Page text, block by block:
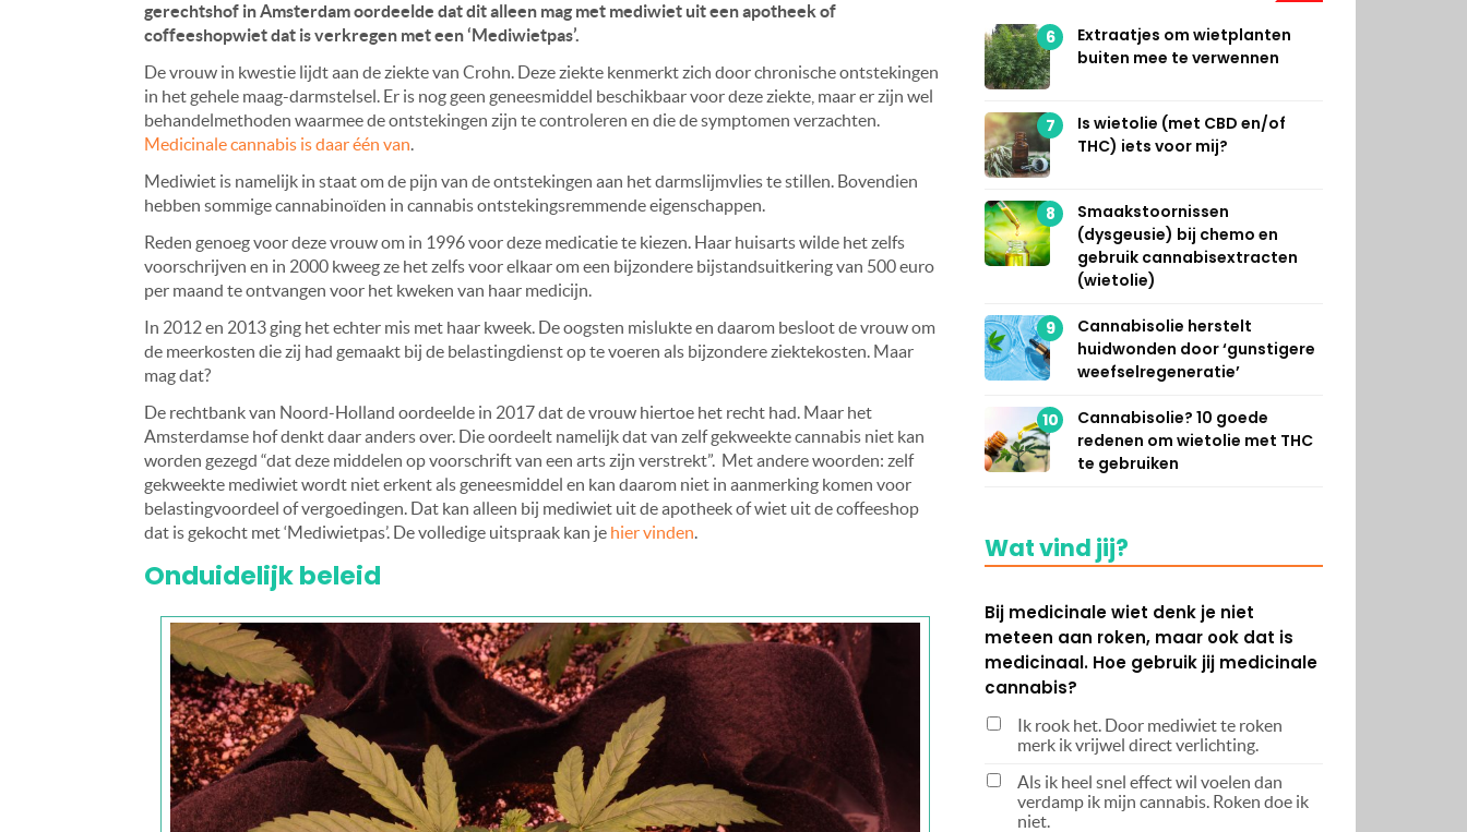
gerechtshof in Amsterdam oordeelde dat dit alleen mag met mediwiet uit een apotheek of
coffeeshopwiet dat is verkregen met een ‘Mediwietpas’.
De vrouw in kwestie lijdt aan de ziekte van Crohn. Deze ziekte kenmerkt zich door chronische ontstekingen
in het gehele maag-darmstelsel. Er is nog geen geneesmiddel beschikbaar voor deze ziekte, maar er zijn wel
behandelmethoden waarmee de ontstekingen zijn te controleren en die de symptomen verzachten.
Medicinale cannabis is daar één van.
Mediwiet is namelijk in staat om de pijn van de ontstekingen aan het darmslijmvlies te stillen. Bovendien
hebben sommige cannabinoïden in cannabis ontstekingsremmende eigenschappen.
Reden genoeg voor deze vrouw om in 1996 voor deze medicatie te kiezen. Haar huisarts wilde het zelfs
voorschrijven en in 2000 kweeg ze het zelfs voor elkaar om een bijzondere bijstandsuitkering van 500 euro
per maand te ontvangen voor het kweken van haar medicijn.
In 2012 en 2013 ging het echter mis met haar kweek. De oogsten mislukte en daarom besloot de vrouw om
de meerkosten die zij had gemaakt bij de belastingdienst op te voeren als bijzondere ziektekosten. Maar
mag dat?
De rechtbank van Noord-Holland oordeelde in 2017 dat de vrouw hiertoe het recht had. Maar het
Amsterdamse hof denkt daar anders over. Die oordeelt namelijk dat van zelf gekweekte cannabis niet kan
worden gezegd “dat deze middelen op voorschrift van een arts zijn verstrekt”. Met andere woorden: zelf
gekweekte mediwiet wordt niet erkent als geneesmiddel en kan daarom niet in aanmerking komen voor
belastingvoordeel of vergoedingen. Dat kan alleen bij mediwiet uit de apotheek of wiet uit de coffeeshop
dat is gekocht met ‘Mediwietpas’. De volledige uitspraak kan je hier vinden.
Onduidelijk beleid
6
Extraatjes om wietplanten
buiten mee te verwennen
7
Is wietolie (met CBD en/of
THC) iets voor mij?
8
Smaakstoornissen
(dysgeusie) bij chemo en
gebruik cannabisextracten
(wietolie)
9
Cannabisolie herstelt
huidwonden door ‘gunstigere
weefselregeneratie’
10
Cannabisolie? 10 goede
redenen om wietolie met THC
te gebruiken
Wat vind jij?
Bij medicinale wiet denk je niet
meteen aan roken, maar ook dat is
medicinaal. Hoe gebruik jij medicinale
cannabis?
Ik rook het. Door mediwiet te roken
merk ik vrijwel direct verlichting.
Als ik heel snel effect wil voelen dan
verdamp ik mijn cannabis. Roken doe ik
niet.